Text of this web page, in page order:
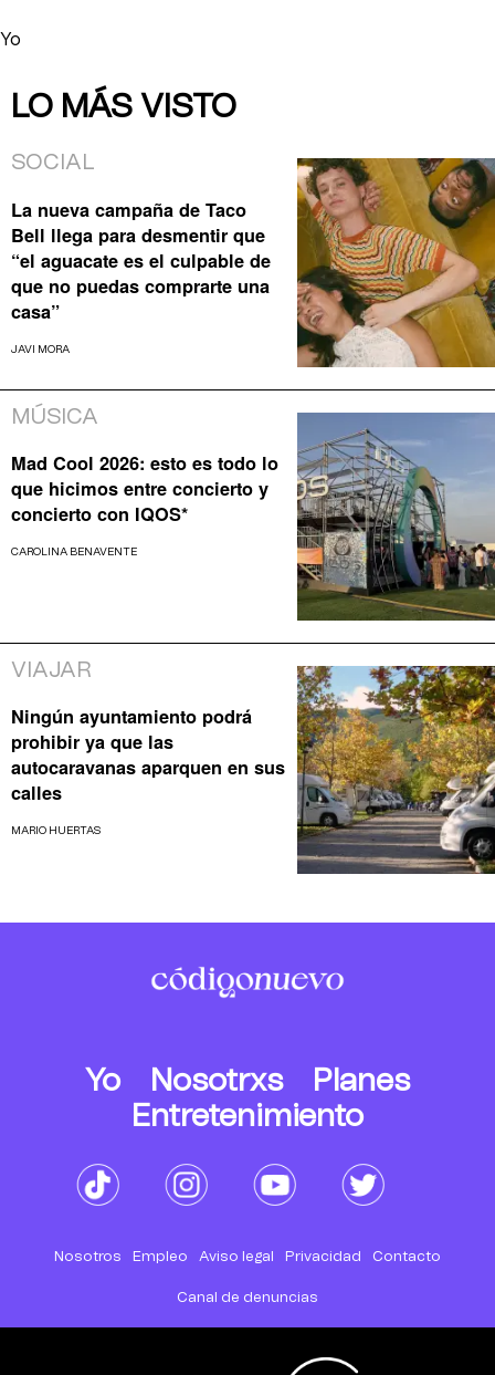
Yo
LO MÁS VISTO
SOCIAL
La nueva campaña de Taco
Bell llega para desmentir que
“el aguacate es el culpable de
que no puedas comprarte una
casa”
JAVI MORA
MÚSICA
Mad Cool 2026: esto es todo lo
que hicimos entre concierto y
concierto con IQOS*
CAROLINA BENAVENTE
VIAJAR
Ningún ayuntamiento podrá
prohibir ya que las
autocaravanas aparquen en sus
calles
MARIO HUERTAS
Yo Nosotrxs
Planes
Entretenimiento
Nosotros Empleo Aviso legal Privacidad Contacto
Canal de denuncias